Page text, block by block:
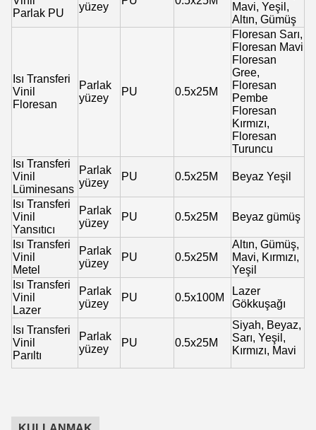
Parlak PU
yüzey
Mavi, Yeşil,
Altın, Gümüş
Isı Transferi
Vinil
Floresan
Parlak
yüzey
PU 0.5x25M
Floresan Sarı,
Floresan Mavi
Floresan
Gree,
Floresan
Pembe
Floresan
Kırmızı,
Floresan
Turuncu
Isı Transferi
Vinil
Lüminesans
Parlak
yüzey
PU 0.5x25M Beyaz Yeşil
Isı Transferi
Vinil
Yansıtıcı
Parlak
yüzey
PU 0.5x25M Beyaz gümüş
Isı Transferi
Vinil
Metel
Parlak
yüzey
PU 0.5x25M
Altın, Gümüş,
Mavi, Kırmızı,
Yeşil
Isı Transferi
Vinil
Lazer
Parlak
yüzey
PU 0.5x100M
Lazer
Gökkuşağı
Isı Transferi
Vinil
Parıltı
Parlak
yüzey
PU 0.5x25M
Siyah, Beyaz,
Sarı, Yeşil,
Kırmızı, Mavi